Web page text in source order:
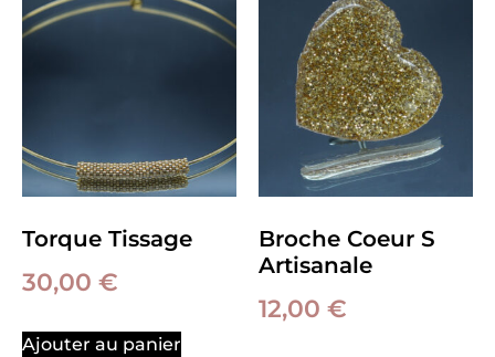
Torque Tissage
30,00 €
Ajouter au panier
Broche Coeur S
Artisanale
12,00 €